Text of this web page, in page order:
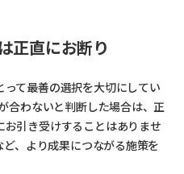
正直にお断り
て最善の選択を大切にしてい
合わないと判断した場合は、正
引き受けすることはありませ
、より成果につながる施策を